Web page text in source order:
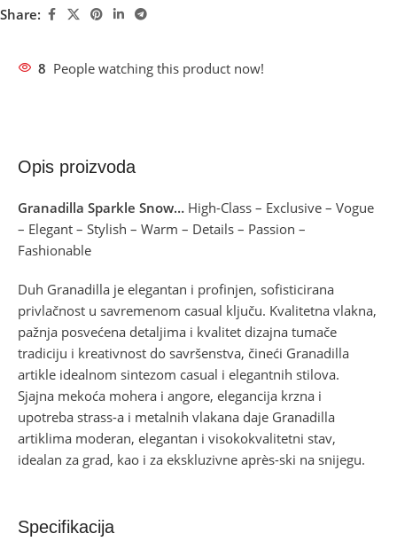
Share:
8 People watching this product now!
Opis proizvoda
Granadilla Sparkle Snow… High-Class – Exclusive – Vogue
– Elegant – Stylish – Warm – Details – Passion –
Fashionable
Duh Granadilla je elegantan i profinjen, sofisticirana
privlačnost u savremenom casual ključu. Kvalitetna vlakna,
pažnja posvećena detaljima i kvalitet dizajna tumače
tradiciju i kreativnost do savršenstva, čineći Granadilla
artikle idealnom sintezom casual i elegantnih stilova.
Sjajna mekoća mohera i angore, elegancija krzna i
upotreba strass-a i metalnih vlakana daje Granadilla
artiklima moderan, elegantan i visokokvalitetni stav,
idealan za grad, kao i za ekskluzivne après-ski na snijegu.
Specifikacija